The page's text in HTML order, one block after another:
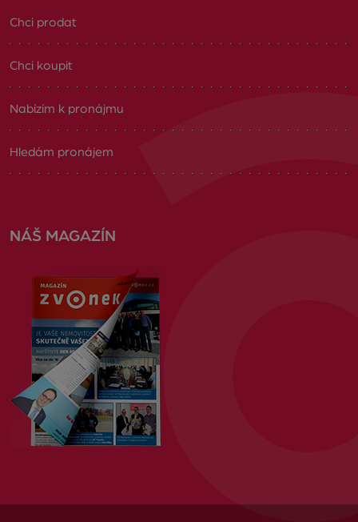
Chci prodat
Chci koupit
Nabízím k pronájmu
Hledám pronájem
NÁŠ MAGAZÍN